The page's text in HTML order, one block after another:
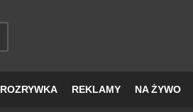
ROZRYWKA REKLAMY NA ŻYWO